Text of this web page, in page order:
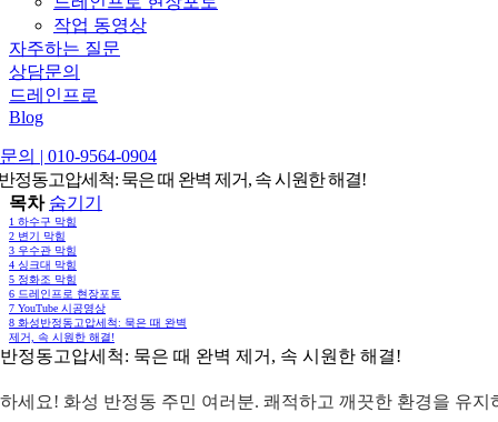
작업 동영상
자주하는 질문
상담문의
드레인프로
Blog
의 | 010-9564-0904
정동고압세척: 묵은 때 완벽 제거, 속 시원한 해결!
목차 숨기기
1 하수구 막힘
2 변기 막힘
3 우수관 막힘
4 싱크대 막힘
5 정화조 막힘
6 드레인프로 현장포토
7 YouTube 시공영상
8 화성반정동고압세척: 묵은 때 완벽
제거, 속 시원한 해결!
정동고압세척: 묵은 때 완벽 제거, 속 시원한 해결!
세요! 화성 반정동 주민 여러분. 쾌적하고 깨끗한 환경을 유지